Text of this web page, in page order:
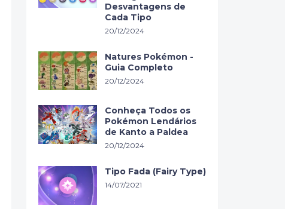
Desvantagens de
Cada Tipo
20/12/2024
Natures Pokémon -
Guia Completo
20/12/2024
Conheça Todos os
Pokémon Lendários
de Kanto a Paldea
20/12/2024
Tipo Fada (Fairy Type)
14/07/2021